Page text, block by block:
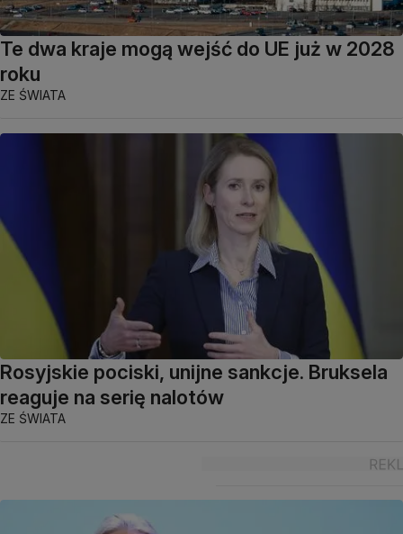
Te dwa kraje mogą wejść do UE już w 2028
roku
ZE ŚWIATA
Rosyjskie pociski, unijne sankcje. Bruksela
reaguje na serię nalotów
ZE ŚWIATA